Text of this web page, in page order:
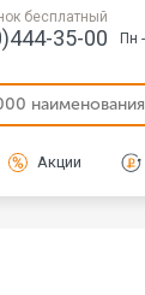
бесплатный
35-00 Пн
Акции